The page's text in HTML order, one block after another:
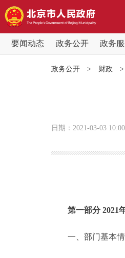
要闻动态 政务公开 政务
政务公开 > 财政
日期：2021-03-03 10:00
第一部分 2021
一、部门基本情